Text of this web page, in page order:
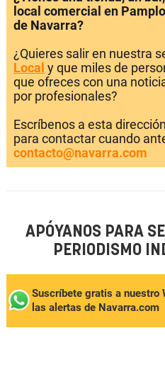
local comercial en
de Navarra?
¿Quieres salir en nuestra
Local y que miles de
que ofreces con una
por profesionales?
Escríbenos a esta
para contactar cuando
contacto@navarra.com
APÓYANOS PARA
PERIODISMO
Suscríbete gratis a nuestro
las alertas de Navarra.com